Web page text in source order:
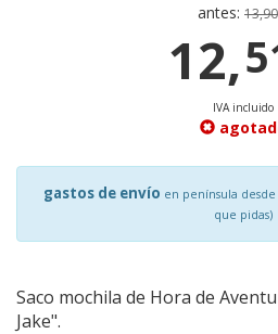
antes:
12,
IVA incluido
gastos de envío en península desde
que pidas)
Saco mochila de Hora de
Jake".